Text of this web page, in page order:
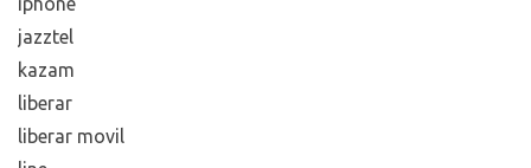
jazztel
kazam
liberar
liberar movil